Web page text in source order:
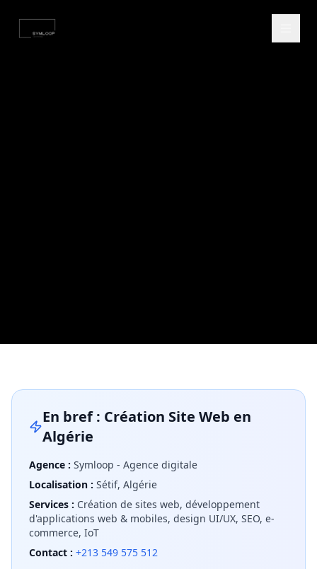
En bref : Création Site Web en
Algérie
Agence : Symloop - Agence digitale
Localisation : Sétif, Algérie
Services : Création de sites web, développement
d'applications web & mobiles, design UI/UX, SEO, e-
commerce, IoT
Contact : +213 549 575 512